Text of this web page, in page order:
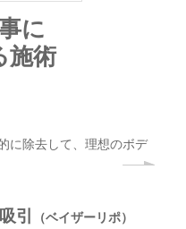
に
施術
に除去して、理想のボデ
引 （ベイザーリポ）